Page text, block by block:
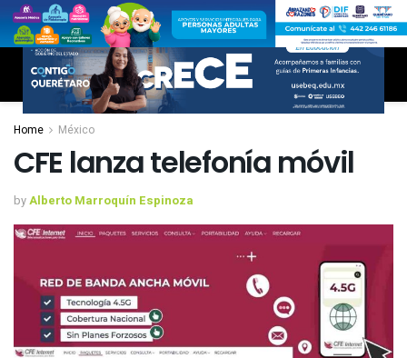
Home México
CFE lanza telefonía móvil
byAlberto Marroquín Espinoza